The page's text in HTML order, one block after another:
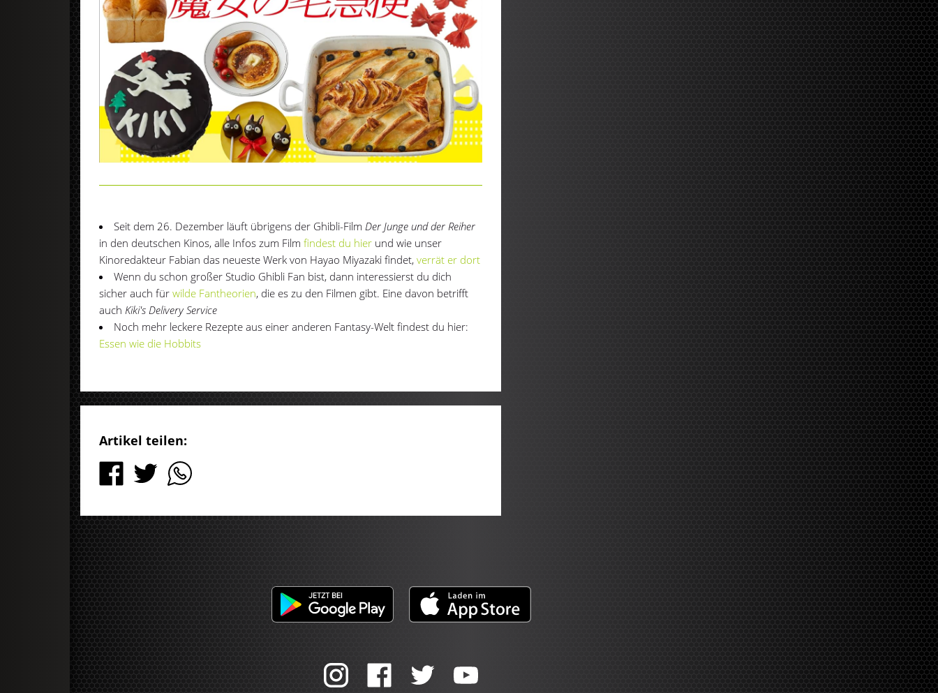
Seit dem 26. Dezember läuft übrigens der Ghibli-FilmDer Junge und der Reiher
in den deutschen Kinos, alle Infos zum Film findest du hier und wie unser
Kinoredakteur Fabian das neueste Werk von Hayao Miyazaki findet,verrät er dort
Wenn du schon großer Studio Ghibli Fan bist, dann interessierst du dich
sicher auch fürwilde Fantheorien, die es zu den Filmen gibt. Eine davon betrifft
auchKiki's Delivery Service
Noch mehr leckere Rezepte aus einer anderen Fantasy-Welt findest du hier:
Essen wie die Hobbits
Artikel teilen: